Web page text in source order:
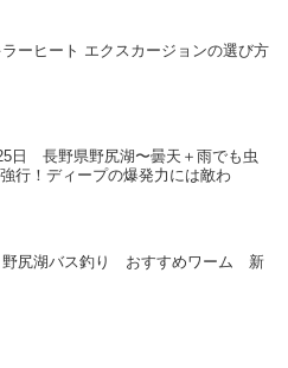
ラーヒート エクスカージョンの選び方
日 長野県野尻湖〜曇天＋雨でも虫
行！ディープの爆発力には敵わ
野尻湖バス釣り おすすめワーム 新